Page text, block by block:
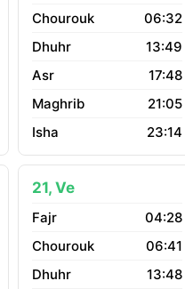
06:32
13:49
17:48
21:05
23:14
21, Ve
04:28
06:41
13:48